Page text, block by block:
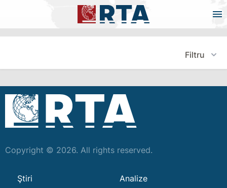
Filtru
Copyright © 2026. All rights reserved.
Ştiri
Analize